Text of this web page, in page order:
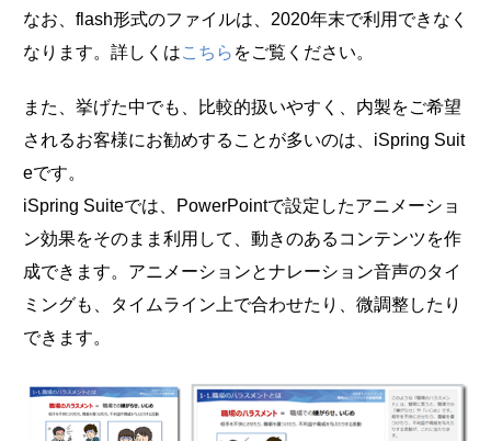
なお、flash形式のファイルは、2020年末で利用できなく
なります。詳しくはこちら をご覧ください。
また、挙げた中でも、比較的扱いやすく、内製をご希望
されるお客様にお勧めすることが多いのは、iSpring Suit
eです。
iSpring Suiteでは、PowerPointで設定したアニメーショ
ン効果をそのまま利用して、動きのあるコンテンツを作
成できます。アニメーションとナレーション音声のタイ
ミングも、タイムライン上で合わせたり、微調整したり
できます。